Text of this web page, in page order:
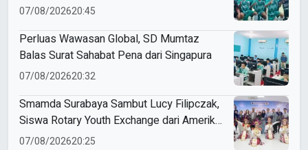
Penalti
07/08/202620:45
Perluas Wawasan Global, SD Mumtaz
Balas Surat Sahabat Pena dari Singapura
07/08/202620:32
Smamda Surabaya Sambut Lucy Filipczak,
Siswa Rotary Youth Exchange dari Amerika
Serikat
07/08/202620:25